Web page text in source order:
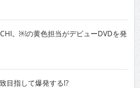
。￼の黄色担当がデビューDVDを発
目指して爆発する!?